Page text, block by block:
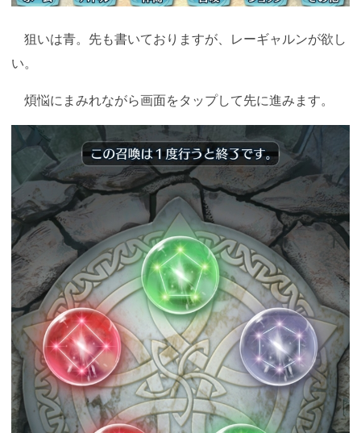
狙いは青。先も書いておりますが、レーギャルンが欲し
い。
煩悩にまみれながら画面をタップして先に進みます。